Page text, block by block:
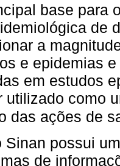
base para
de
a
e epidemias
em estudos
utilizado como
das ações de
Sinan possui
de